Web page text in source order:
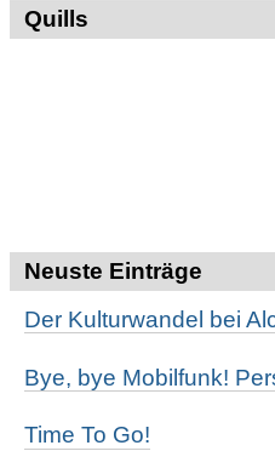
Quills
Neuste Einträge
Der Kulturwandel bei
Bye, bye Mobilfunk!
Time To Go!